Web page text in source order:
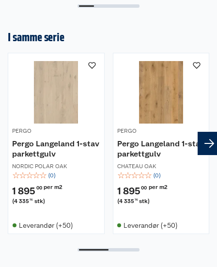
Gulv med StayClean har 15 års
Dette trenger du for å legge gulv
Rettholt 1,2 m (for å sjekke at gulvet er
innenfor toleranse)
Tommestokk (målbånd)
Hammer
I samme serie
PERGO
Pergo Langeland 1-stav
parkettgulv
NORDIC POLAR OAK
☆☆☆☆☆ (0)
1 895 00 per m2
(4 33576 stk)
Leverandør (+50)
PERGO
Pergo Langeland 1-stav
parkettgulv
CHATEAU OAK
☆☆☆☆☆ (0)
1 895 00 per m2
(4 335 76 stk)
Leverandør (+50)